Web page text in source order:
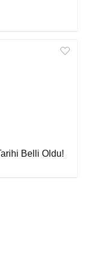
Belli Oldu!